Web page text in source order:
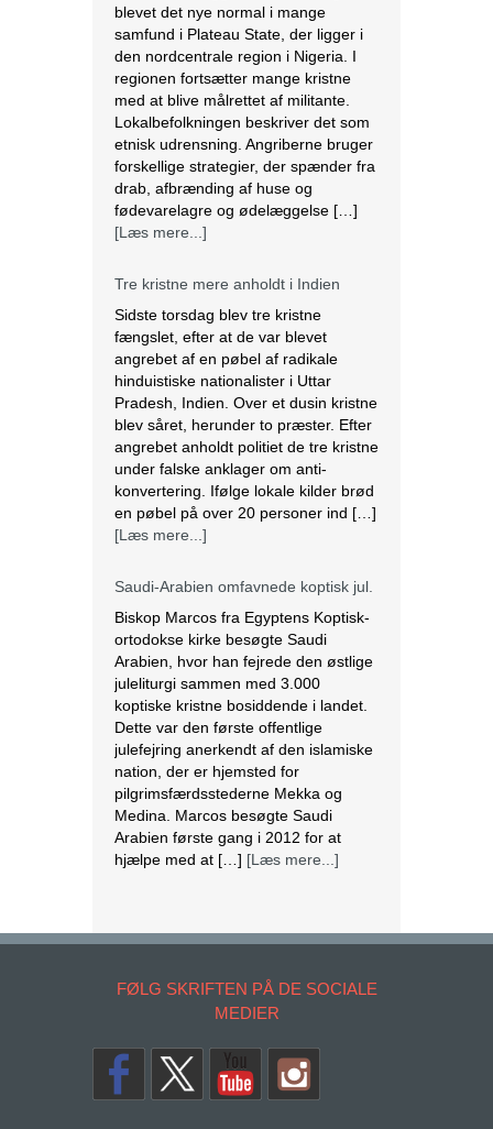
blevet det nye normal i mange
samfund i Plateau State, der ligger i
den nordcentrale region i Nigeria. I
regionen fortsætter mange kristne
med at blive målrettet af militante.
Lokalbefolkningen beskriver det som
etnisk udrensning. Angriberne bruger
forskellige strategier, der spænder fra
drab, afbrænding af huse og
fødevarelagre og ødelæggelse […]
[Læs mere...]
Tre kristne mere anholdt i Indien
Sidste torsdag blev tre kristne
fængslet, efter at de var blevet
angrebet af en pøbel af radikale
hinduistiske nationalister i Uttar
Pradesh, Indien. Over et dusin kristne
blev såret, herunder to præster. Efter
angrebet anholdt politiet de tre kristne
under falske anklager om anti-
konvertering. Ifølge lokale kilder brød
en pøbel på over 20 personer ind […]
[Læs mere...]
Saudi-Arabien omfavnede koptisk jul.
Biskop Marcos fra Egyptens Koptisk-
ortodokse kirke besøgte Saudi
Arabien, hvor han fejrede den østlige
juleliturgi sammen med 3.000
koptiske kristne bosiddende i landet.
Dette var den første offentlige
julefejring anerkendt af den islamiske
nation, der er hjemsted for
pilgrimsfærdsstederne Mekka og
Medina. Marcos besøgte Saudi
Arabien første gang i 2012 for at
hjælpe med at […] [Læs mere...]
efter lovændring
par af samme køn har fundet sted
tirsdag. Det skriver BBC. Dermed er
centralamerikanske land, der tillader
homoseksuelle par at gifte sig. Det
lesbiske par Alexandra Quiros og
FØLG SKRIFTEN PÅ DE SOCIALE
MEDIER